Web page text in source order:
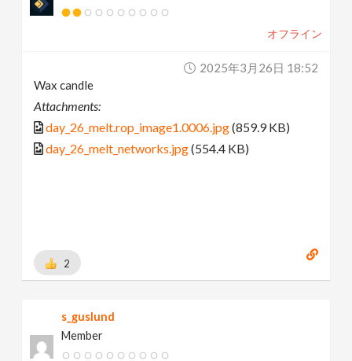
オフライン
2025年3月26日 18:52
Wax candle
Attachments:
day_26_melt.rop_image1.0006.jpg(859.9 KB)
day_26_melt_networks.jpg(554.4 KB)
2
s_guslund
Member